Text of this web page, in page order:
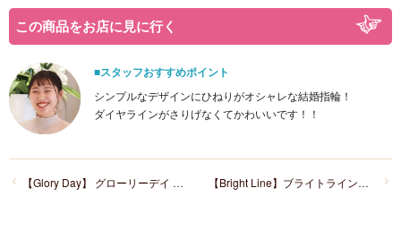
この商品をお店に見に行く
■スタッフおすすめポイント
シンプルなデザインにひねりがオシャレな結婚指輪！
ダイヤラインがさりげなくてかわいいです！！
【Bright Line】ブライトライン SB-990/SB-991
【Glory Day】 グローリーデイ SB-826/SB-827